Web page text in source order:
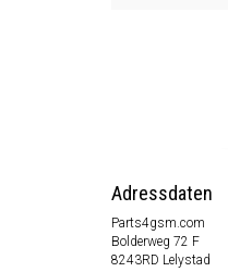
Adressdaten
Parts4gsm.com
Bolderweg 72 F
8243RD Lelystad